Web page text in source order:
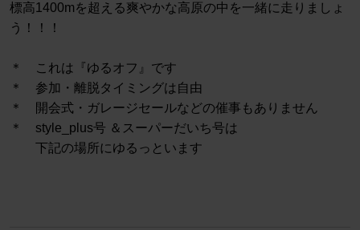
標高1400mを超える爽やかな高原の中を一緒に走りましょ
う！！！
＊ これは『ゆるオフ』です
＊ 参加・離脱タイミングは自由
＊ 開会式・ガレージセールなどの催事もありません
＊ style_plus号 ＆スーパーだいち号は
下記の場所にゆるっといます